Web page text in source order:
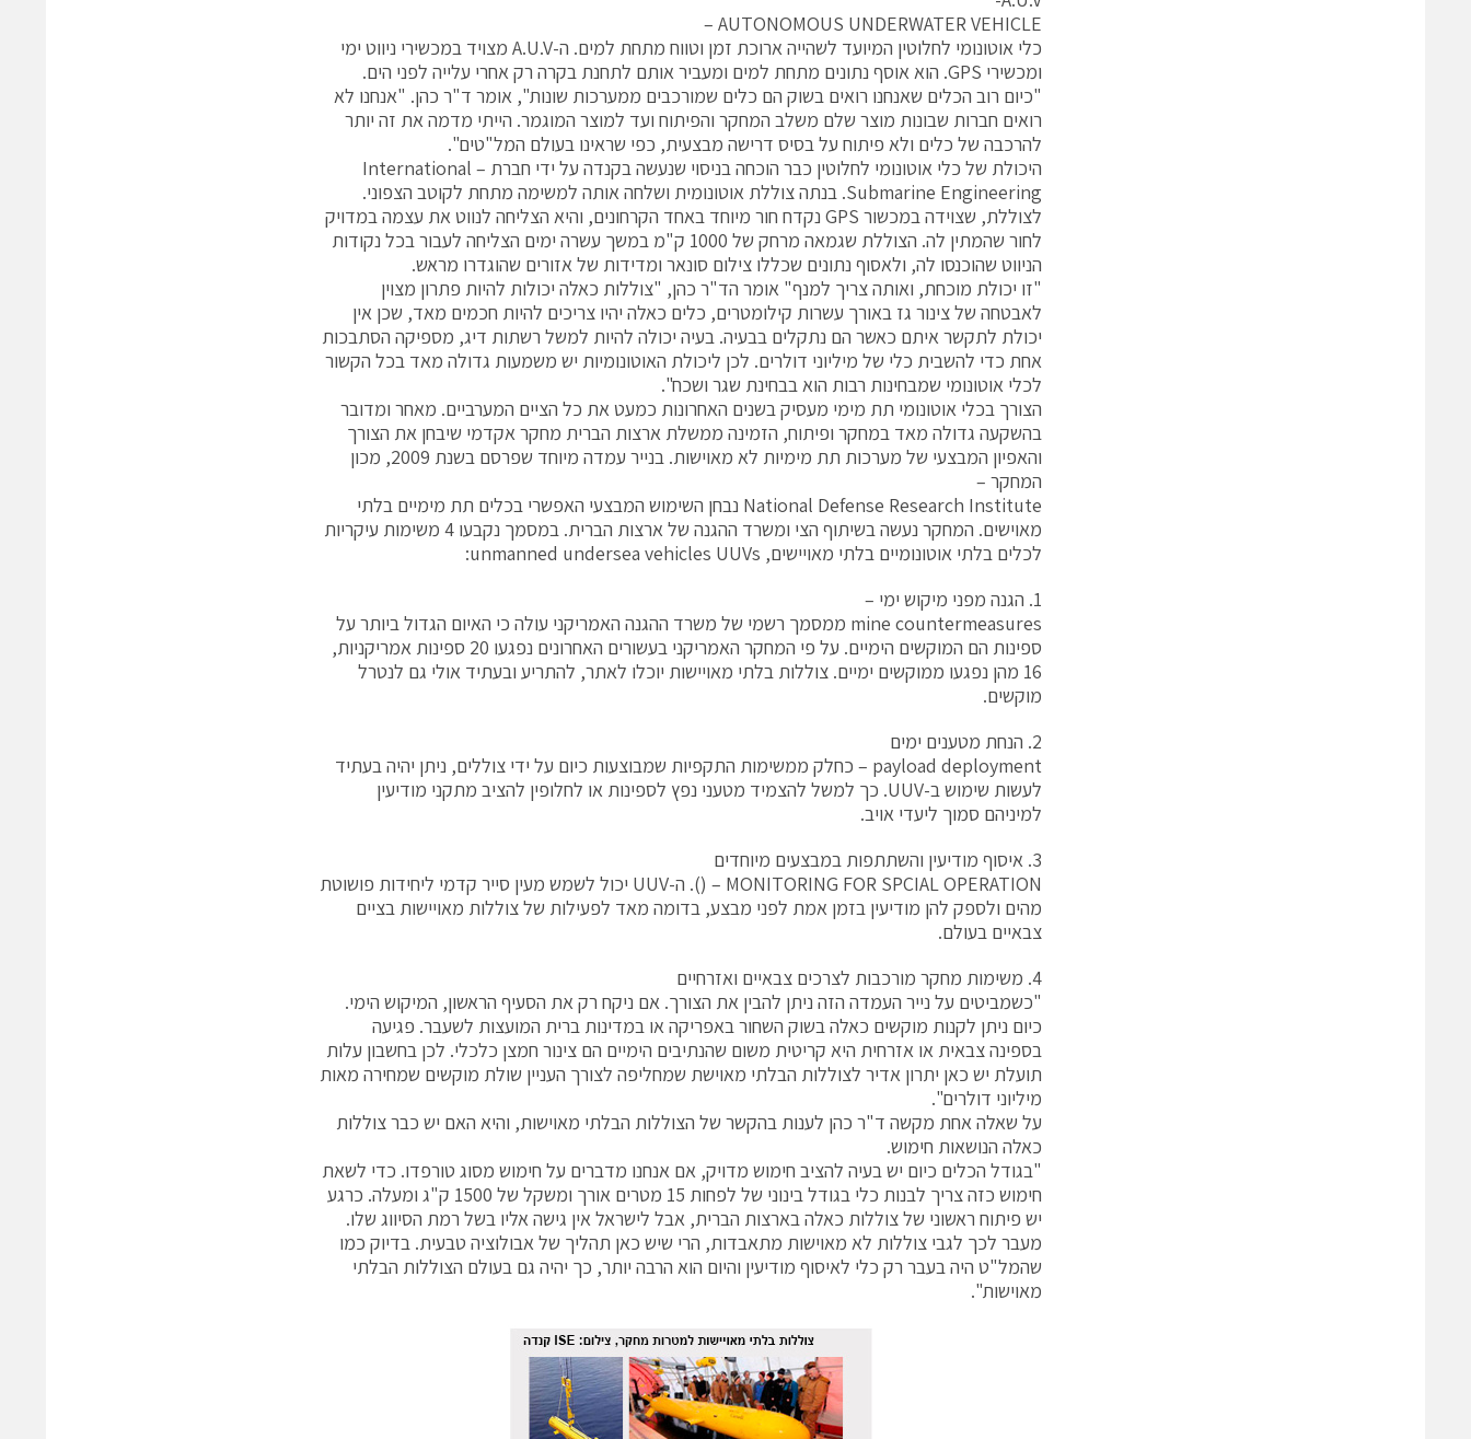
AUTONOMOUS UNDERWATER VEHICLE –
כלי אוטונומי לחלוטין המיועד לשהייה ארוכת זמן וטווח מתחת למים. ה-A.U.V מצויד במכשירי ניווט ימי
ומכשירי GPS. הוא אוסף נתונים מתחת למים ומעביר אותם לתחנת בקרה רק אחרי עלייה לפני הים.
"כיום רוב הכלים שאנחנו רואים בשוק הם כלים שמורכבים ממערכות שונות", אומר ד"ר כהן. "אנחנו לא
רואים חברות שבונות מוצר שלם משלב המחקר והפיתוח ועד למוצר המוגמר. הייתי מדמה את זה יותר
להרכבה של כלים ולא פיתוח על בסיס דרישה מבצעית, כפי שראינו בעולם המל"טים".
היכולת של כלי אוטונומי לחלוטין כבר הוכחה בניסוי שנעשה בקנדה על ידי חברת – International
Submarine Engineering. בנתה צוללת אוטונומית ושלחה אותה למשימה מתחת לקוטב הצפוני.
לצוללת, שצוידה במכשור GPS נקדח חור מיוחד באחד הקרחונים, והיא הצליחה לנווט את עצמה במדויק
לחור שהמתין לה. הצוללת שגמאה מרחק של 1000 ק"מ במשך עשרה ימים הצליחה לעבור בכל נקודות
הניווט שהוכנסו לה, ולאסוף נתונים שכללו צילום סונאר ומדידות של אזורים שהוגדרו מראש.
"זו יכולת מוכחת, ואותה צריך למנף" אומר הד"ר כהן, "צוללות כאלה יכולות להיות פתרון מצוין
לאבטחה של צינור גז באורך עשרות קילומטרים, כלים כאלה יהיו צריכים להיות חכמים מאד, שכן אין
יכולת לתקשר איתם כאשר הם נתקלים בבעיה. בעיה יכולה להיות למשל רשתות דיג, מספיקה הסתבכות
אחת כדי להשבית כלי של מיליוני דולרים. לכן ליכולת האוטונומיות יש משמעות גדולה מאד בכל הקשור
לכלי אוטונומי שמבחינות רבות הוא בבחינת שגר ושכח".
הצורך בכלי אוטונומי תת מימי מעסיק בשנים האחרונות כמעט את כל הציים המערביים. מאחר ומדובר
בהשקעה גדולה מאד במחקר ופיתוח, הזמינה ממשלת ארצות הברית מחקר אקדמי שיבחן את הצורך
והאפיון המבצעי של מערכות תת מימיות לא מאוישות. בנייר עמדה מיוחד שפרסם בשנת 2009, מכון
המחקר –
National Defense Research Institute נבחן השימוש המבצעי האפשרי בכלים תת מימיים בלתי
מאוישים. המחקר נעשה בשיתוף הצי ומשרד ההגנה של ארצות הברית. במסמך נקבעו 4 משימות עיקריות
לכלים בלתי אוטונומיים בלתי מאויישים, unmanned undersea vehicles UUVs:
1. הגנה מפני מיקוש ימי –
mine countermeasures ממסמך רשמי של משרד ההגנה האמריקני עולה כי האיום הגדול ביותר על
ספינות הם המוקשים הימיים. על פי המחקר האמריקני בעשורים האחרונים נפגעו 20 ספינות אמריקניות,
16 מהן נפגעו ממוקשים ימיים. צוללות בלתי מאויישות יוכלו לאתר, להתריע ובעתיד אולי גם לנטרל
מוקשים.
2. הנחת מטענים ימים
payload deployment – כחלק ממשימות התקפיות שמבוצעות כיום על ידי צוללים, ניתן יהיה בעתיד
לעשות שימוש ב-UUV. כך למשל להצמיד מטעני נפץ לספינות או לחלופין להציב מתקני מודיעין
למיניהם סמוך ליעדי אויב.
3. איסוף מודיעין והשתתפות במבצעים מיוחדים
MONITORING FOR SPCIAL OPERATION – (). ה-UUV יכול לשמש מעין סייר קדמי ליחידות פושוטת
מהים ולספק להן מודיעין בזמן אמת לפני מבצע, בדומה מאד לפעילות של צוללות מאויישות בציים
צבאיים בעולם.
4. משימות מחקר מורכבות לצרכים צבאיים ואזרחיים
"כשמביטים על נייר העמדה הזה ניתן להבין את הצורך. אם ניקח רק את הסעיף הראשון, המיקוש הימי.
כיום ניתן לקנות מוקשים כאלה בשוק השחור באפריקה או במדינות ברית המועצות לשעבר. פגיעה
בספינה צבאית או אזרחית היא קריטית משום שהנתיבים הימיים הם צינור חמצן כלכלי. לכן בחשבון עלות
תועלת יש כאן יתרון אדיר לצוללות הבלתי מאוישת שמחליפה לצורך העניין שולת מוקשים שמחירה מאות
מיליוני דולרים".
על שאלה אחת מקשה ד"ר כהן לענות בהקשר של הצוללות הבלתי מאוישות, והיא האם יש כבר צוללות
כאלה הנושאות חימוש.
"בגודל הכלים כיום יש בעיה להציב חימוש מדויק, אם אנחנו מדברים על חימוש מסוג טורפדו. כדי לשאת
חימוש כזה צריך לבנות כלי בגודל בינוני של לפחות 15 מטרים אורך ומשקל של 1500 ק"ג ומעלה. כרגע
יש פיתוח ראשוני של צוללות כאלה בארצות הברית, אבל לישראל אין גישה אליו בשל רמת הסיווג שלו.
מעבר לכך לגבי צוללות לא מאוישות מתאבדות, הרי שיש כאן תהליך של אבולוציה טבעית. בדיוק כמו
שהמל"ט היה בעבר רק כלי לאיסוף מודיעין והיום הוא הרבה יותר, כך יהיה גם בעולם הצוללות הבלתי
מאוישות".